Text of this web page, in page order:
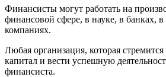
Финансисты могут работать на
финансовой сфере, в науке, в банках,
компаниях.
Любая организация, которая
капитал и вести успешную
финансиста.